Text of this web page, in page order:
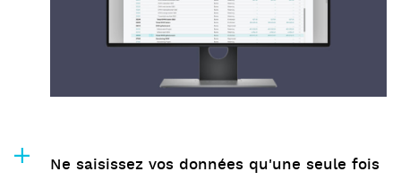
Ne saisissez vos données qu'une seule fois